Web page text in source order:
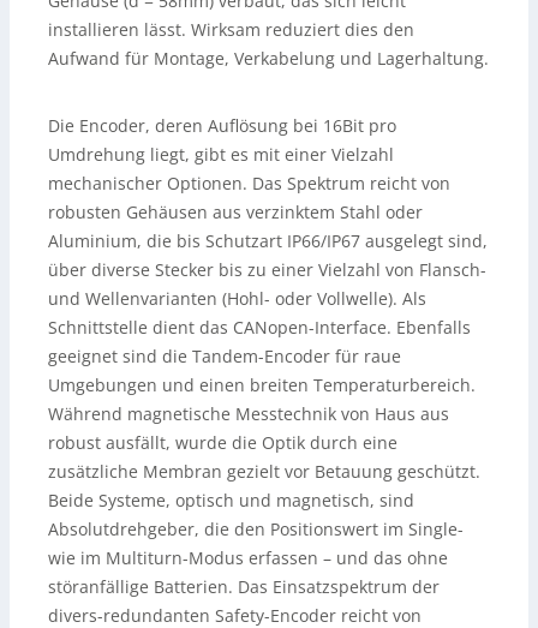
installieren lässt. Wirksam reduziert dies den
Aufwand für Montage, Verkabelung und Lagerhaltung.
Die Encoder, deren Auflösung bei 16Bit pro
Umdrehung liegt, gibt es mit einer Vielzahl
mechanischer Optionen. Das Spektrum reicht von
robusten Gehäusen aus verzinktem Stahl oder
Aluminium, die bis Schutzart IP66/IP67 ausgelegt sind,
über diverse Stecker bis zu einer Vielzahl von Flansch-
und Wellenvarianten (Hohl- oder Vollwelle). Als
Schnittstelle dient das CANopen-Interface. Ebenfalls
geeignet sind die Tandem-Encoder für raue
Umgebungen und einen breiten Temperaturbereich.
Während magnetische Messtechnik von Haus aus
robust ausfällt, wurde die Optik durch eine
zusätzliche Membran gezielt vor Betauung geschützt.
Beide Systeme, optisch und magnetisch, sind
Absolutdrehgeber, die den Positionswert im Single-
wie im Multiturn-Modus erfassen – und das ohne
störanfällige Batterien. Das Einsatzspektrum der
divers-redundanten Safety-Encoder reicht von